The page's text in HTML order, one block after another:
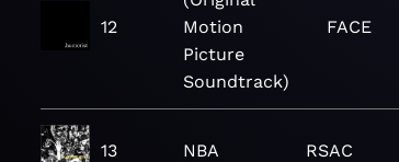
12
Motion
Picture
Soundtrack)
FACE
13 NBA RSAC